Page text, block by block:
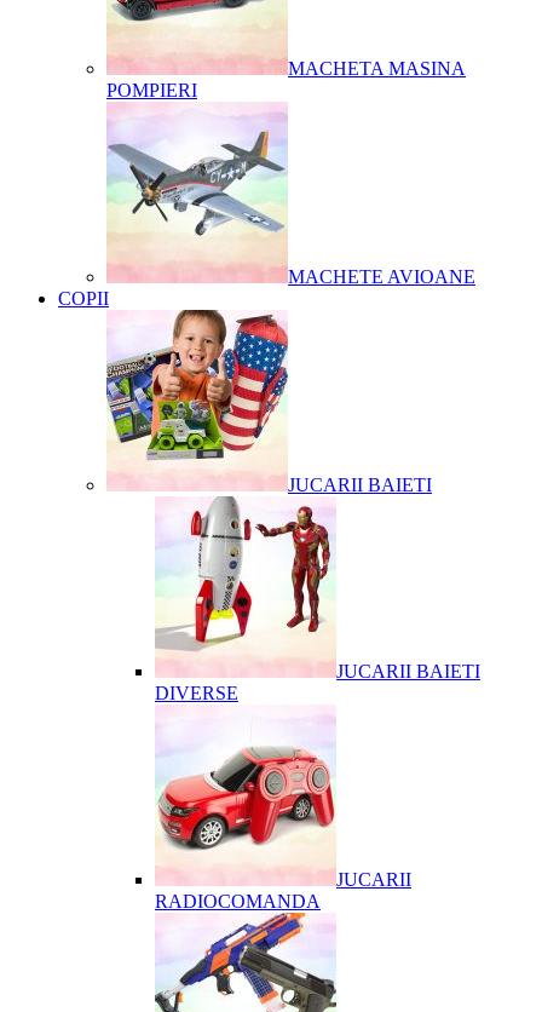
MACHETA MASINA
POMPIERI
MACHETE AVIOANE
COPII
JUCARII BAIETI
JUCARII BAIETI
DIVERSE
JUCARII
RADIOCOMANDA